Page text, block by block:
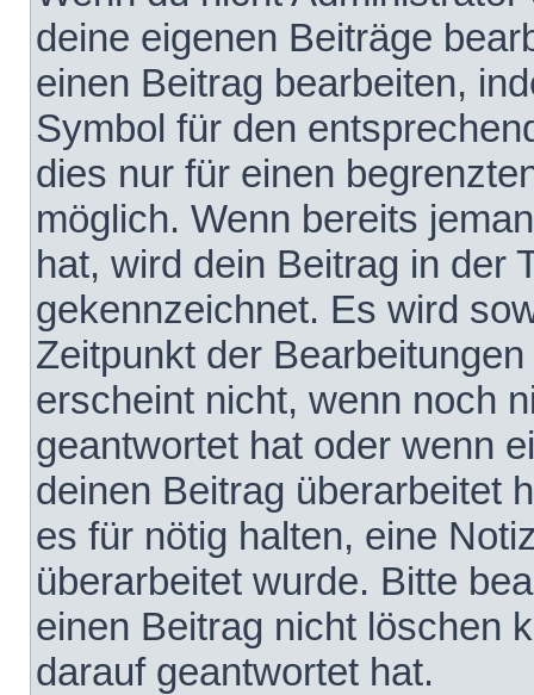
deine eigenen Beiträge
einen Beitrag bearbeiten,
Symbol für den
dies nur für einen
möglich. Wenn bereits
hat, wird dein Beitrag in der
gekennzeichnet. Es wird
Zeitpunkt der
erscheint nicht, wenn noch
geantwortet hat oder wenn
deinen Beitrag überarbeitet
es für nötig halten, eine
überarbeitet wurde. Bitte
einen Beitrag nicht löschen
darauf geantwortet hat.